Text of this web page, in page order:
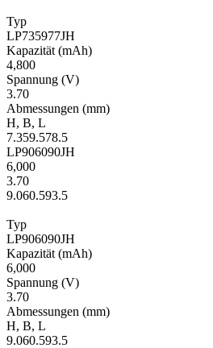
Typ
LP735977JH
Kapa­zität (mAh)
4,800
Span­nung (V)
3.70
Ab­mes­sungen (mm)
H, B, L
7.359.578.5
LP906090JH
6,000
3.70
9.060.593.5
Typ
LP906090JH
Kapa­zität (mAh)
6,000
Span­nung (V)
3.70
Ab­mes­sungen (mm)
H, B, L
9.060.593.5